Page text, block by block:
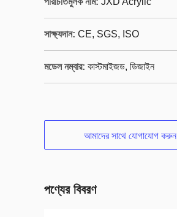
সাক্ষ্যদান: CE, SGS, ISO
মডেল নম্বার: কাস্টমাইজড, ডিজাইন
আমাদের সাথে যোগাযোগ করুন
পণ্যের বিবরণ